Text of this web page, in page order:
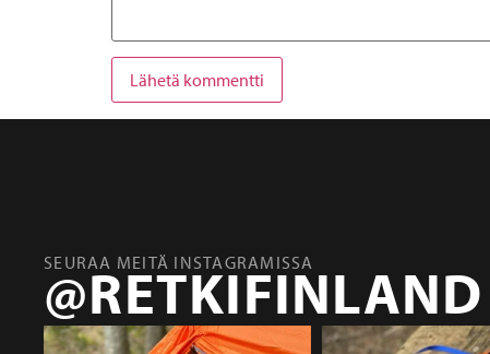
SEURAA MEITÄ INSTAGRAMISSA
@RETKIFINLAND